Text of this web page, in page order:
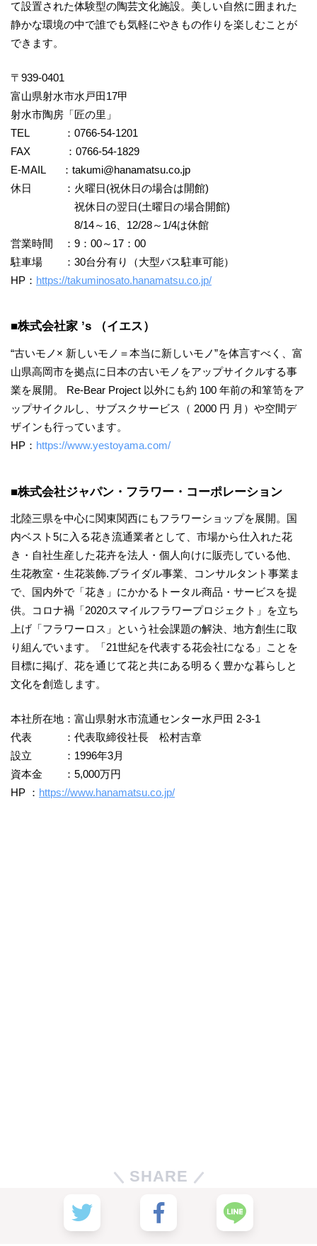
て設置された体験型の陶芸文化施設。美しい自然に囲まれた
静かな環境の中で誰でも気軽にやきもの作りを楽しむことが
できます。
〒939-0401
富山県射水市水戸田17甲
射水市陶房「匠の里」
TEL ：0766-54-1201
FAX ：0766-54-1829
E-MAIL ： takumi@hanamatsu.co.jp
休日 ：火曜日(祝休日の場合は開館)
祝休日の翌日(土曜日の場合開館)
8/14～16、12/28～1/4は休館
営業時間 ：9：00～17：00
駐車場 ：30台分有り（大型バス駐車可能）
HP： https://takuminosato.hanamatsu.co.jp/
■株式会社家 ’s （イエス）
“古いモノ× 新しいモノ＝本当に新しいモノ”を体言すべく、富
山県高岡市を拠点に日本の古いモノをアップサイクルする事
業を展開。 Re-Bear Project 以外にも約 100 年前の和箪笥をア
ップサイクルし、サブスクサービス（ 2000 円 月）や空間デ
ザインも行っています。
HP： https://www.yestoyama.com/
■株式会社ジャパン・フラワー・コーポレーション
北陸三県を中心に関東関西にもフラワーショップを展開。国
内ベスト5に入る花き流通業者として、市場から仕入れた花
き・自社生産した花卉を法人・個人向けに販売している他、
生花教室・生花装飾.ブライダル事業、コンサルタント事業ま
で、国内外で「花き」にかかるトータル商品・サービスを提
供。コロナ禍「2020スマイルフラワープロジェクト」を立ち
上げ「フラワーロス」という社会課題の解決、地方創生に取
り組んでいます。「21世紀を代表する花会社になる」ことを
目標に掲げ、花を通じて花と共にある明るく豊かな暮らしと
文化を創造します。
本社所在地：富山県射水市流通センター水戸田 2-3-1
代表 ：代表取締役社長 松村吉章
設立 ：1996年3月
資本金 ：5,000万円
HP ： https://www.hanamatsu.co.jp/
SHARE